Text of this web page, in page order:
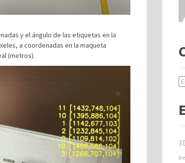
y el ángulo de las etiquetas en la
a coordenadas en la maqueta
(metros).
C
e
r